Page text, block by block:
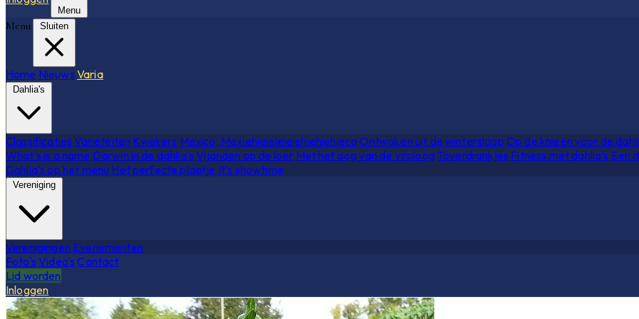
Menu
Menu Sluiten
Home Nieuws Varia
Dahlia's
Classificaties Variëteiten Kwekers Mexico, Mexiehieieieieiehiehiehieco Ontwaken uit de winterslaap Op de knieën voor de
What's is a name Darwin in de dahlia's Vijanden op de loer Met het oog van de viroloog Toverdrankjes Fitness met dahlia's Een
Dahlia's op het menu Het perfecte plaatje It's showtime
Vereniging
Verenigingen Evenementen
Foto's Video's Contact
Lid worden
Inloggen